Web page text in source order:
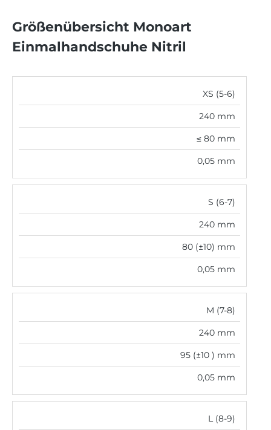
Größenübersicht Monoart
Einmalhandschuhe Nitril
XS (5-6)
240 mm
≤ 80 mm
0,05 mm
S (6-7)
240 mm
80 (±10) mm
0,05 mm
M (7-8)
240 mm
95 (±10 ) mm
0,05 mm
L (8-9)